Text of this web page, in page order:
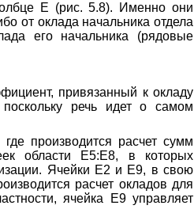
Е (рис. 5.8). Именно они
от оклада начальника отдела
его начальника (рядовые
привязанный к окладу
речь идет о самом
производится расчет сумм
области Е5:Е8, в которых
Ячейки Е2 и Е9, в свою
расчет окладов для
ячейка Е9 управляет